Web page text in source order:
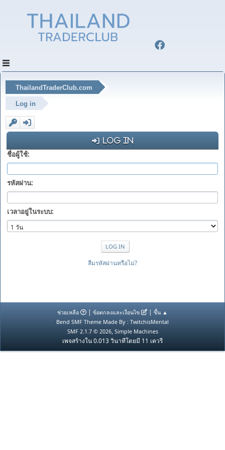
ThailandTraderClub.com
Log in
Log in
ชื่อผู้ใช้:
รหัสผ่าน:
เวลาอยู่ในระบบ:
ลืมรหัสผ่านหรือไม่?
ช่วยเหลือ | ข้อตกลงและเงื่อนไข | ขึ้น ▲
Bend SMF Theme Made By : TwitchisMental
SMF 2.1.7 © 2026, Simple Machines
เพจสร้างใน 0.013 วินาทีโดยมี 11 เควรี